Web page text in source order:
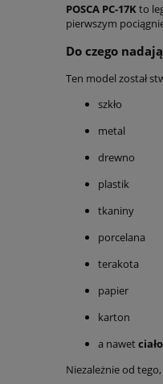
POSCA PC-17Kto
pierwszym
Do czego
Ten model został
szkło
metal
drewno
plastik
tkaniny
porcelana
terakota
papier
karton
a nawetciało
Niezależnie od